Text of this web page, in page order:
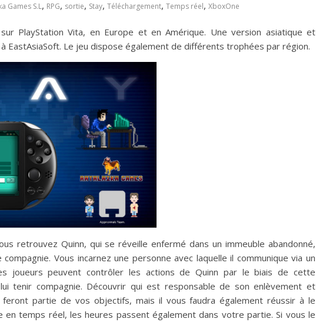
Games S.L, RPG, sortie, Stay, Téléchargement, Temps réel, XboxOne
PlayStation Vita, en Europe et en Amérique. Une version asiatique et
EastAsiaSoft. Le jeu dispose également de différents trophées par région.
retrouvez Quinn, qui se réveille enfermé dans un immeuble abandonné,
Vous incarnez une personne avec laquelle il communique via un
joueurs peuvent contrôler les actions de Quinn par le biais de cette
tenir compagnie. Découvrir qui est responsable de son enlèvement et
partie de vos objectifs, mais il vous faudra également réussir à le
en temps réel, les heures passent également dans votre partie. Si vous le